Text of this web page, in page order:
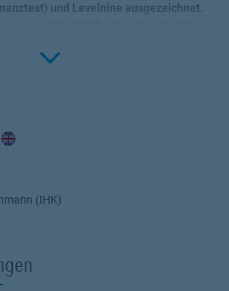
und Levelnine ausgezeichnet.
Leistungs-Verhältnis wichtig.
auch einfach online
Click to
(IHK)